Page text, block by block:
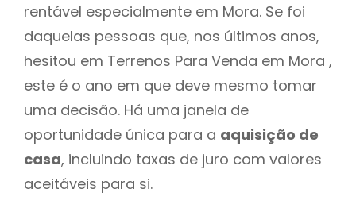
rentável especialmente em Mora. Se foi
daquelas pessoas que, nos últimos anos,
hesitou em Terrenos Para Venda em Mora ,
este é o ano em que deve mesmo tomar
uma decisão. Há uma janela de
oportunidade única para a aquisição de
casa, incluindo taxas de juro com valores
aceitáveis para si.